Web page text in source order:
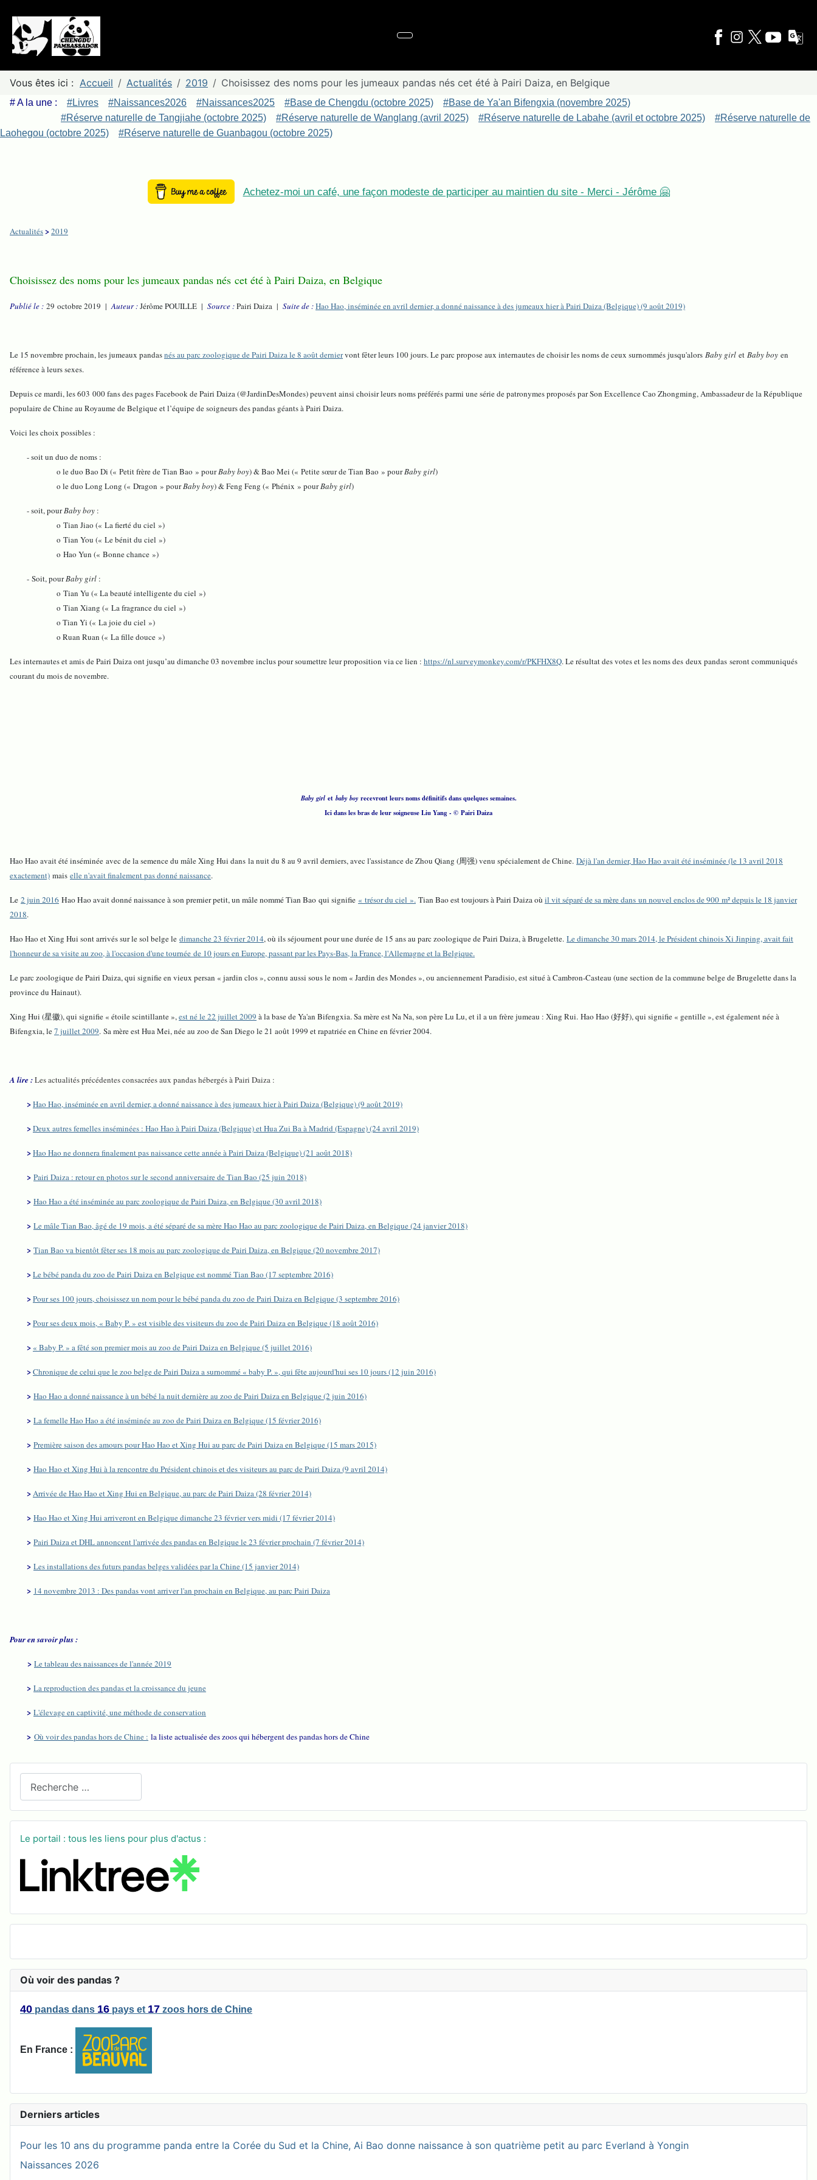
Vous êtes ici : Accueil Actualités 2019 Choisissez des noms pour les jumeaux pandas nés cet été à Pairi Daiza, en Belgique
# A la une : #Livres #Naissances2026 #Naissances2025 #Base de Chengdu (octobre 2025)
#Base de Ya'an Bifengxia (novembre 2025)
#Réserve naturelle de Tangjiahe (octobre 2025)
#Réserve naturelle de Wanglang (avril 2025) #Réserve naturelle de Labahe (avril et octobre 2025)
#Réserve naturelle de
Laohegou (octobre 2025)
#Réserve naturelle de Guanbagou (octobre 2025)
Le portail : tous les liens pour plus d'actus :
Où voir des pandas ?
40 pandas dans 16 pays et 17 zoos hors de Chine
En France :
Derniers articles
Pour les 10 ans du programme panda entre la Corée du Sud et la Chine, Ai Bao donne naissance à son quatrième petit au parc Everland à Yongin
Naissances 2026
Achetez-moi un café, une façon modeste de participer au maintien du site - Merci - Jérôme 🤗
Actualités>2019
Choisissez des noms pour les jumeaux pandas nés cet été à Pairi Daiza, en Belgique
Publié le : 29 octobre 2019 |Auteur :Jérôme POUILLE | Source :Pairi Daiza | Suite de :Hao Hao, inséminée en avril dernier, a donné naissance à des jumeaux hier à Pairi Daiza (Belgique) (9 août 2019)
Le 15 novembre prochain, les jumeaux pandasnés au parc zoologique de Pairi Daiza le 8 août derniervont fêter leurs 100 jours. Le parc propose aux internautes de choisir les noms de ceux surnommés jusqu'alors Baby girl et Baby boy en
référence à leurs sexes.
Depuis ce mardi, les 603 000 fans des pages Facebook de Pairi Daiza (@JardinDesMondes) peuvent ainsi choisir leurs noms préférés parmi une série de patronymes proposés par Son Excellence Cao Zhongming, Ambassadeur de la République
populaire de Chine au Royaume de Belgique et l’équipe de soigneurs des pandas géants à Pairi Daiza.
Voici les choix possibles :
- soit un duo de noms :
o le duo Bao Di (« Petit frère de Tian Bao » pourBaby boy) & Bao Mei (« Petite sœur de Tian Bao » pourBaby girl)
o le duo Long Long (« Dragon » pourBaby boy) & Feng Feng (« Phénix » pourBaby girl)
- soit, pourBaby boy :
o Tian Jiao (« La fierté du ciel »)
o Tian You (« Le bénit du ciel »)
o Hao Yun (« Bonne chance »)
- Soit, pourBaby girl :
o Tian Yu (« La beauté intelligente du ciel »)
o Tian Xiang (« La fragrance du ciel »)
o Tian Yi (« La joie du ciel »)
o Ruan Ruan (« La fille douce »)
Les internautes et amis de Pairi Daiza ont jusqu’au dimanche 03 novembre inclus pour soumettre leur proposition via ce lien : https://nl.surveymonkey.com/r/PKFHX8Q. Le résultat des votes et les noms des deux pandas seront communiqués
courant du mois de novembre.
Baby girlet baby boy recevront leurs noms définitifs dans quelques semaines.
Ici dans les bras de leur soigneuse Liu Yang - © Pairi Daiza
Hao Hao avait été inséminée avec de la semence du mâle Xing Hui dans la nuit du 8 au 9 avril derniers, avec l'assistance de Zhou Qiang (周强) venu spécialement de Chine. Déjà l'an dernier, Hao Hao avait été inséminée (le 13 avril 2018
exactement) mais elle n'avait finalement pas donné naissance.
Le 2 juin 2016 Hao Hao avait donné naissance à son premier petit, un mâle nommé Tian Bao qui signifie « trésor du ciel ». Tian Bao est toujours à Pairi Daiza où il vit séparé de sa mère dans un nouvel enclos de 900 m² depuis le 18 janvier
2018.
Hao Hao et Xing Hui sont arrivés sur le sol belge le dimanche 23 février 2014, où ils séjournent pour une durée de 15 ans au parc zoologique de Pairi Daiza, à Brugelette. Le dimanche 30 mars 2014, le Président chinois Xi Jinping, avait fait
l'honneur de sa visite au zoo, à l'occasion d'une tournée de 10 jours en Europe, passant par les Pays-Bas, la France, l'Allemagne et la Belgique.
Le parc zoologique de Pairi Daiza, qui signifie en vieux persan « jardin clos », connu aussi sous le nom « Jardin des Mondes », ou anciennement Paradisio, est situé à Cambron-Casteau (une section de la commune belge de Brugelette dans la
province du Hainaut).
Xing Hui (星徽), qui signifie « étoile scintillante »,est né le 22 juillet 2009 à la base de Ya'an Bifengxia. Sa mère est Na Na, son père Lu Lu, et il a un frère jumeau : Xing Rui. Hao Hao (好好), qui signifie « gentille », est également née à
Bifengxia, le7 juillet 2009. Sa mère est Hua Mei, née au zoo de San Diego le 21 août 1999 et rapatriée en Chine en février 2004.
A lire :Les actualités précédentes consacrées aux pandas hébergés à Pairi Daiza :
>Hao Hao, inséminée en avril dernier, a donné naissance à des jumeaux hier à Pairi Daiza (Belgique) (9 août 2019)
>Deux autres femelles inséminées : Hao Hao à Pairi Daiza (Belgique) et Hua Zui Ba à Madrid (Espagne) (24 avril 2019)
>Hao Hao ne donnera finalement pas naissance cette année à Pairi Daiza (Belgique) (21 août 2018)
> Pairi Daiza : retour en photos sur le second anniversaire de Tian Bao (25 juin 2018)
> Hao Hao a été inséminée au parc zoologique de Pairi Daiza, en Belgique (30 avril 2018)
> Le mâle Tian Bao, âgé de 19 mois, a été séparé de sa mère Hao Hao au parc zoologique de Pairi Daiza, en Belgique (24 janvier 2018)
> Tian Bao va bientôt fêter ses 18 mois au parc zoologique de Pairi Daiza, en Belgique (20 novembre 2017)
>Le bébé panda du zoo de Pairi Daiza en Belgique est nommé Tian Bao (17 septembre 2016)
>Pour ses 100 jours, choisissez un nom pour le bébé panda du zoo de Pairi Daiza en Belgique (3 septembre 2016)
>Pour ses deux mois, « Baby P. » est visible des visiteurs du zoo de Pairi Daiza en Belgique (18 août 2016)
> « Baby P. » a fêté son premier mois au zoo de Pairi Daiza en Belgique (5 juillet 2016)
>Chronique de celui que le zoo belge de Pairi Daiza a surnommé « baby P. », qui fête aujourd'hui ses 10 jours (12 juin 2016)
> Hao Hao a donné naissance à un bébé la nuit dernière au zoo de Pairi Daiza en Belgique (2 juin 2016)
> La femelle Hao Hao a été inséminée au zoo de Pairi Daiza en Belgique (15 février 2016)
> Première saison des amours pour Hao Hao et Xing Hui au parc de Pairi Daiza en Belgique (15 mars 2015)
> Hao Hao et Xing Hui à la rencontre du Président chinois et des visiteurs au parc de Pairi Daiza (9 avril 2014)
>Arrivée de Hao Hao et Xing Hui en Belgique, au parc de Pairi Daiza (28 février 2014)
> Hao Hao et Xing Hui arriveront en Belgique dimanche 23 février vers midi (17 février 2014)
> Pairi Daiza et DHL annoncent l'arrivée des pandas en Belgique le 23 février prochain (7 février 2014)
> Les installations des futurs pandas belges validées par la Chine (15 janvier 2014)
> 14 novembre 2013 : Des pandas vont arriver l'an prochain en Belgique, au parc Pairi Daiza
Pour en savoir plus :
> Le tableau des naissances de l'année 2019
> La reproduction des pandas et la croissance du jeune
> L'élevage en captivité, une méthode de conservation
> Où voir des pandas hors de Chine : la liste actualisée des zoos qui hébergent des pandas hors de Chine